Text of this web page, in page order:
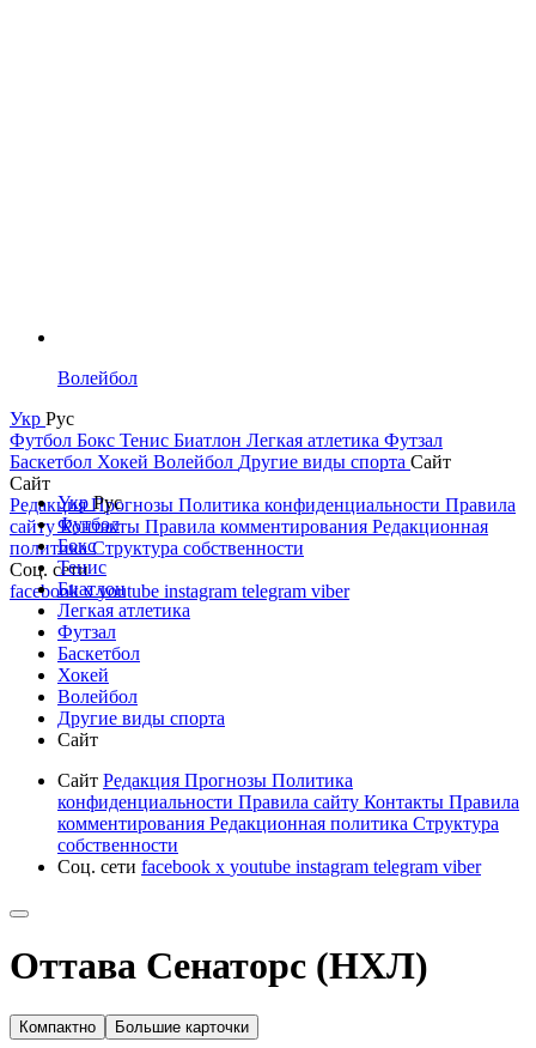
Волейбол
Укр Рус
Футбол Бокс Тенис Биатлон Легкая атлетика Футзал
Баскетбол Хокей Волейбол Другие виды спорта Сайт
Сайт
РедакцияПрогнозы Политика конфиденциальности Правила
сайтуКонтакты Правила комментирования Редакционная
политикаСтруктура собственности
Соц. сети
facebookxyoutube instagram telegram viber
УкрРус
Футбол
Бокс
Тенис
Биатлон
Легкая атлетика
Футзал
Баскетбол
Хокей
Волейбол
Другие виды спорта
Сайт
Сайт Редакция Прогнозы Политика
конфиденциальности Правила сайту Контакты Правила
комментирования Редакционная политика Структура
собственности
Соц. сети facebook x youtube instagram telegram viber
Оттава Сенаторс (НХЛ)
Компактно Большие карточки